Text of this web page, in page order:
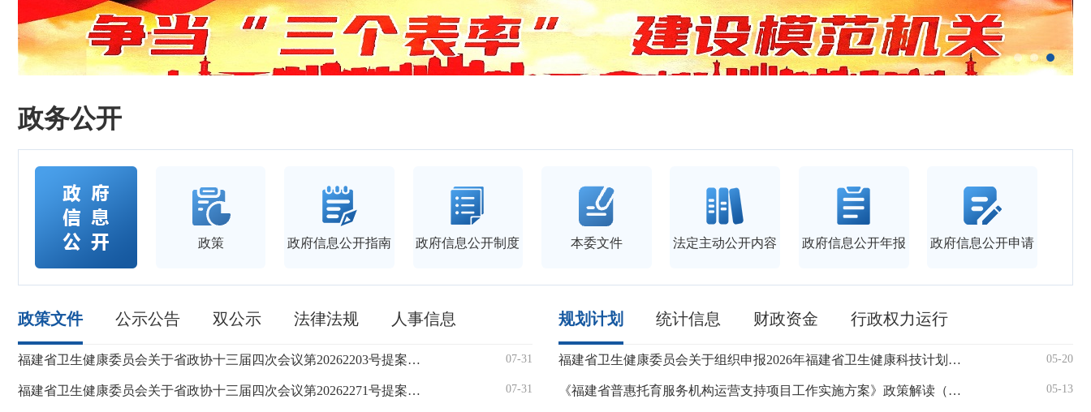
政务公开
政策 政府信息公开指南 政府信息公开制度 本委文件 法定主动公开内容 政府信息公开年报 政府信息公开申请
政策文件 公示公告 双公示 法律法规 人事信息
07-31
福建省卫生健康委员会关于省政协十三届四次会议第20262203号提案的答复
07-31
福建省卫生健康委员会关于省政协十三届四次会议第20262271号提案的答复
08-04
建牌硬聚氯乙烯(PVC-U)给水管材涉水产品许可公示
07-31
天苏牌球墨铸铁管件（内涂环氧树脂）涉水产品许可公示
建牌硬
天苏牌
规划计划 统计信息 财政资金 行政权力运行
05-20
福建省卫生健康委员会关于组织申报2026年福建省卫生健康科技计划项目的通知
05-13
《福建省普惠托育服务机构运营支持项目工作实施方案》政策解读（图文版）